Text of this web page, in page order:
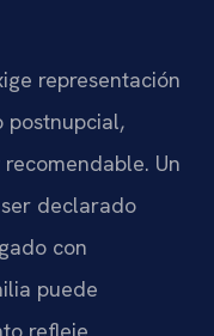
representación
postnupcial,
Un
declarado
con
puede